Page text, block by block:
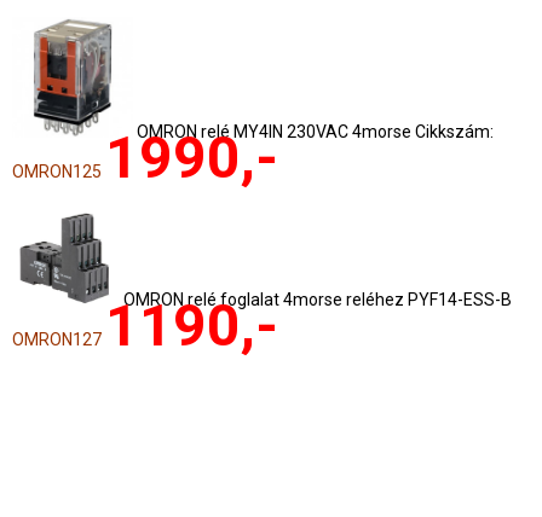
OMRON relé MY4IN 230VAC 4morse Cikkszám:
OMRON125 1990,-
OMRON relé foglalat 4morse reléhez PYF14-ESS-B
OMRON127 1190,-